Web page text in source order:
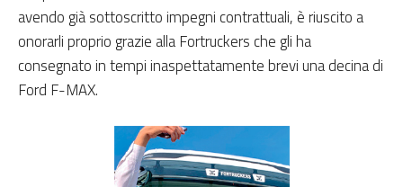
avendo già sottoscritto impegni contrattuali, è riuscito a
onorarli proprio grazie alla Fortruckers che gli ha
consegnato in tempi inaspettatamente brevi una decina di
Ford F-MAX.